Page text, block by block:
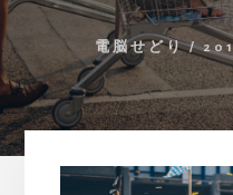
電脳せどり/